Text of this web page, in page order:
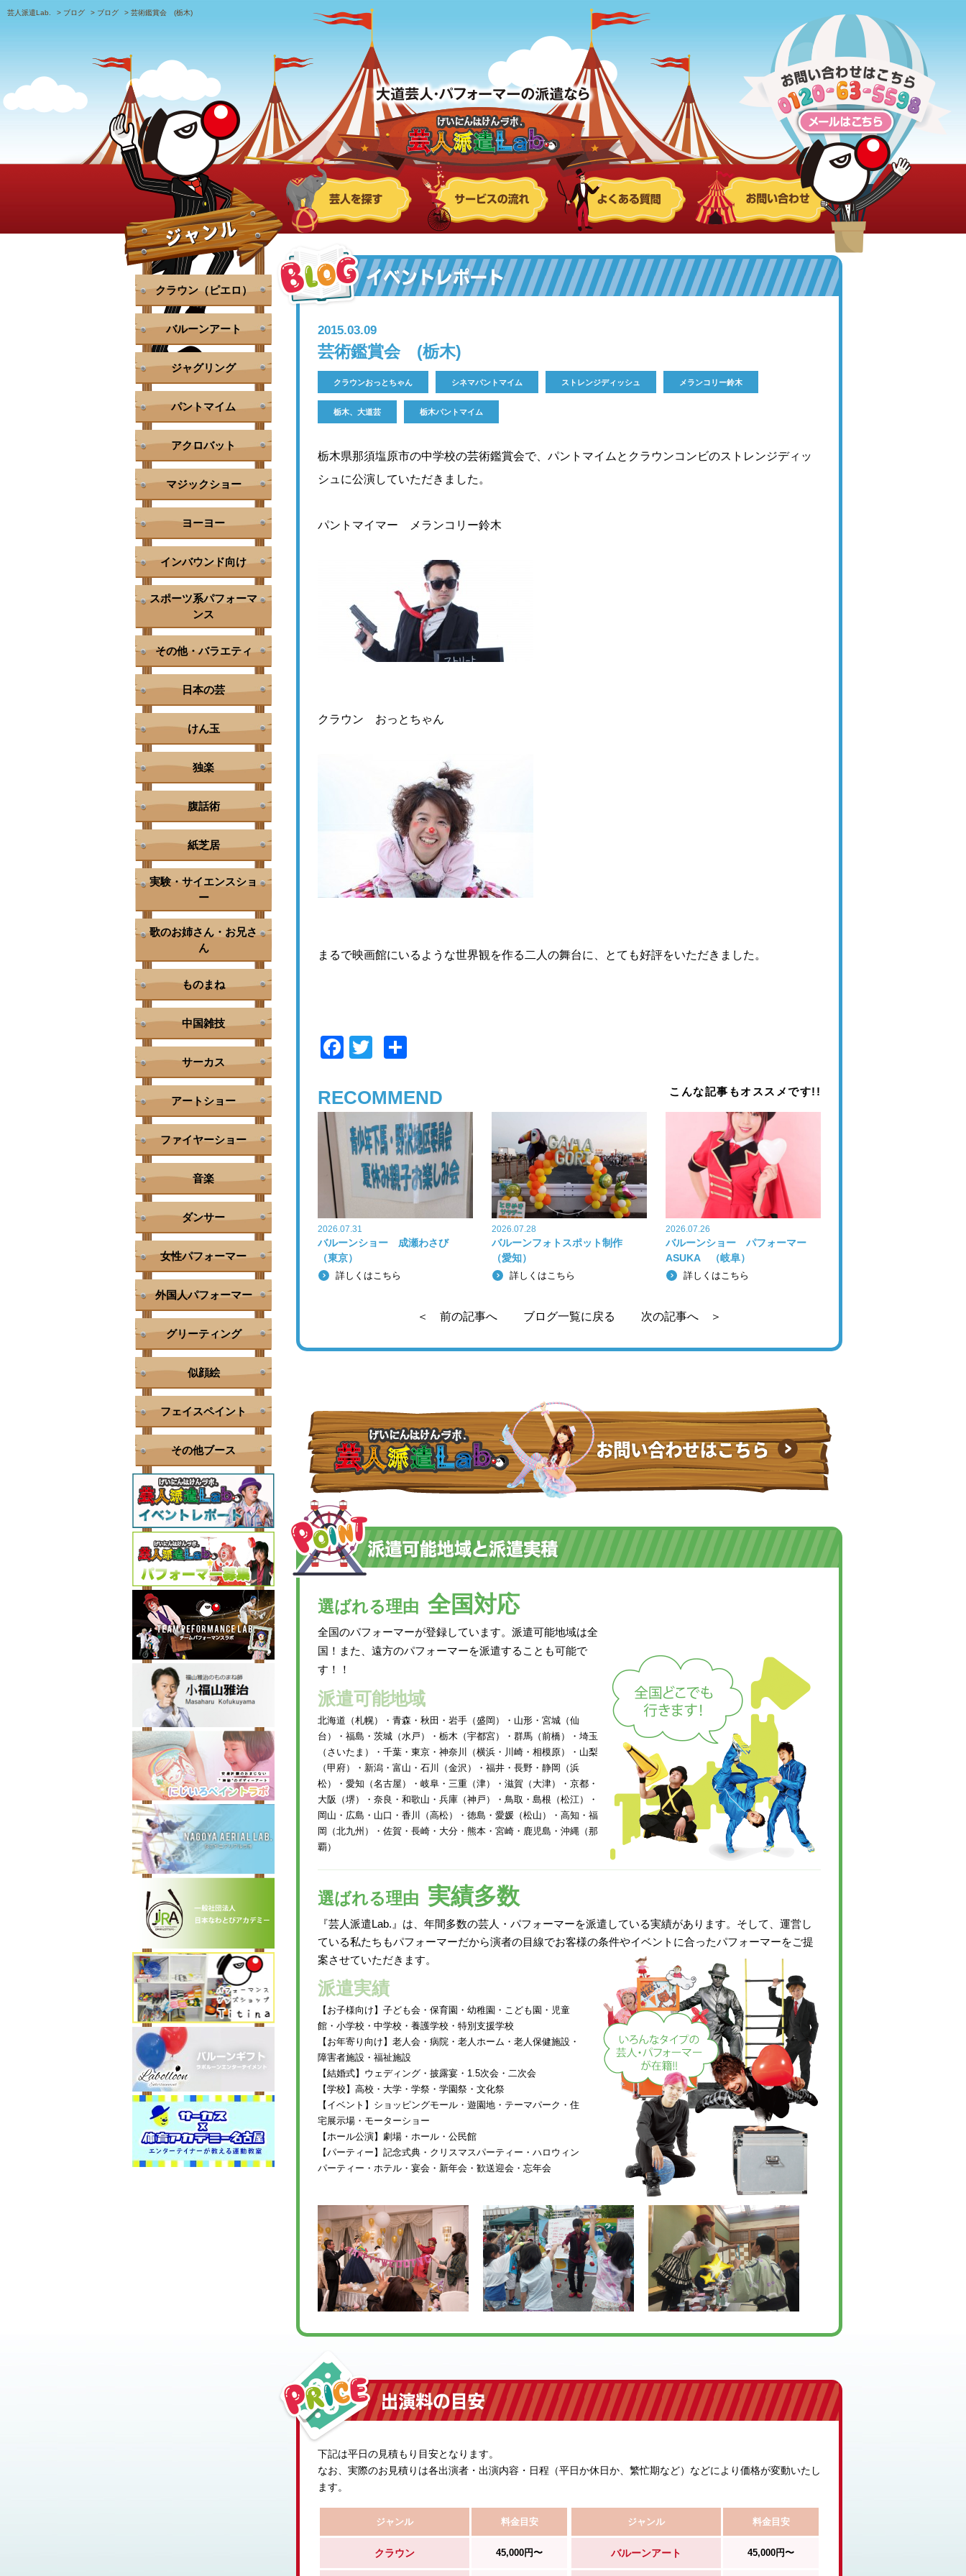
芸人派遣Lab. > ブログ > ブログ > 芸術鑑賞会 (栃木)
2015.03.09
芸術鑑賞会 (栃木)
クラウンおっとちゃん シネマパントマイム ストレンジディッシュ メランコリー鈴木
栃木、大道芸 栃木パントマイム
栃木県那須塩原市の中学校の芸術鑑賞会で、パントマイムとクラウンコンビのストレンジディッ
シュに公演していただきました。
パントマイマー メランコリー鈴木
クラウン おっとちゃん
まるで映画館にいるような世界観を作る二人の舞台に、とても好評をいただきました。
F
c
e
b
o
k
tt
er
RECOMMEND こんな記事もオススメです!!
2026.07.31
バルーンショー 成瀬わさび
（東京）
詳しくはこちら
2026.07.28
バルーンフォトスポット制作
（愛知）
詳しくはこちら
2026.07.26
バルーンショー パフォーマー
ASUKA （岐阜）
詳しくはこちら
＜ 前の記事へ ブログ一覧に戻る 次の記事へ ＞
選ばれる理由 全国対応
全国のパフォーマーが登録しています。派遣可能地域は全
国！また、遠方のパフォーマーを派遣することも可能で
す！！
派遣可能地域
北海道（札幌）・青森・秋田・岩手（盛岡）・山形・宮城（仙
台）・福島・茨城（水戸）・栃木（宇都宮）・群馬（前橋）・埼玉
（さいたま）・千葉・東京・神奈川（横浜・川崎・相模原）・山梨
（甲府）・新潟・富山・石川（金沢）・福井・長野・静岡（浜
松）・愛知（名古屋）・岐阜・三重（津）・滋賀（大津）・京都・
大阪（堺）・奈良・和歌山・兵庫（神戸）・鳥取・島根（松江）・
岡山・広島・山口・香川（高松）・徳島・愛媛（松山）・高知・福
岡（北九州）・佐賀・長崎・大分・熊本・宮崎・鹿児島・沖縄（那
覇）
選ばれる理由 実績多数
『芸人派遣Lab.』は、年間多数の芸人・パフォーマーを派遣している実績があります。そして、運営し
ている私たちもパフォーマーだから演者の目線でお客様の条件やイベントに合ったパフォーマーをご提
案させていただきます。
派遣実績
【お子様向け】子ども会・保育園・幼稚園・こども園・児童
館・小学校・中学校・養護学校・特別支援学校
【お年寄り向け】老人会・病院・老人ホーム・老人保健施設・
障害者施設・福祉施設
【結婚式】ウェディング・披露宴・1.5次会・二次会
【学校】高校・大学・学祭・学園祭・文化祭
【イベント】ショッピングモール・遊園地・テーマパーク・住
宅展示場・モーターショー
【ホール公演】劇場・ホール・公民館
【パーティー】記念式典・クリスマスパーティー・ハロウィン
パーティー・ホテル・宴会・新年会・歓送迎会・忘年会
下記は平日の見積もり目安となります。
なお、実際のお見積りは各出演者・出演内容・日程（平日か休日か、繁忙期など）などにより価格が変動いたし
ます。
ジャンル 料金目安
クラウン 45,000円〜
ジャンル 料金目安
バルーンアート 45,000円〜
クラウン（ピエロ）
バルーンアート
ジャグリング
パントマイム
アクロバット
マジックショー
ヨーヨー
インバウンド向け
スポーツ系パフォーマ
ンス
その他・バラエティ
日本の芸
けん玉
独楽
腹話術
紙芝居
実験・サイエンスショ
ー
歌のお姉さん・お兄さ
ん
ものまね
中国雑技
サーカス
アートショー
ファイヤーショー
音楽
ダンサー
女性パフォーマー
外国人パフォーマー
グリーティング
似顔絵
フェイスペイント
その他ブース